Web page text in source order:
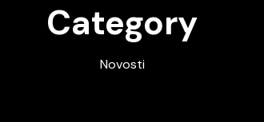
Category
Novosti